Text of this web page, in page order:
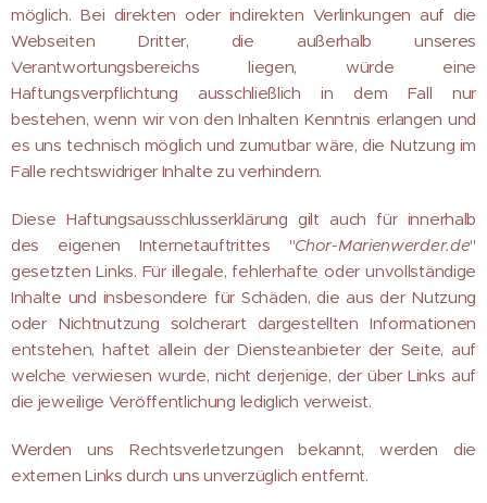
möglich. Bei direkten oder indirekten Verlinkungen auf die
Webseiten Dritter, die außerhalb unseres
Verantwortungsbereichs liegen, würde eine
Haftungsverpflichtung ausschließlich in dem Fall nur
bestehen, wenn wir von den Inhalten Kenntnis erlangen und
es uns technisch möglich und zumutbar wäre, die Nutzung im
Falle rechtswidriger Inhalte zu verhindern.
Diese Haftungsausschlusserklärung gilt auch für innerhalb
des eigenen Internetauftrittes "Chor-Marienwerder.de"
gesetzten Links. Für illegale, fehlerhafte oder unvollständige
Inhalte und insbesondere für Schäden, die aus der Nutzung
oder Nichtnutzung solcherart dargestellten Informationen
entstehen, haftet allein der Diensteanbieter der Seite, auf
welche verwiesen wurde, nicht derjenige, der über Links auf
die jeweilige Veröffentlichung lediglich verweist.
Werden uns Rechtsverletzungen bekannt, werden die
externen Links durch uns unverzüglich entfernt.